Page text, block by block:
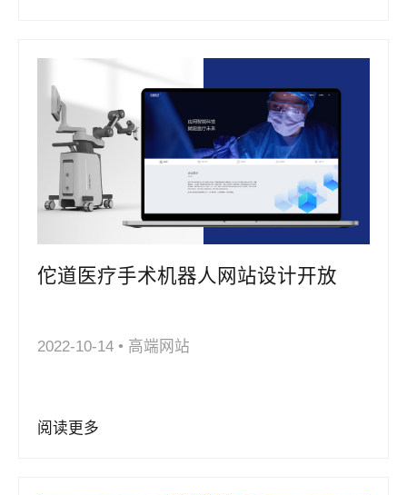
佗道医疗手术机器人网站设计开放
2022-10-14 • 高端网站
阅读更多